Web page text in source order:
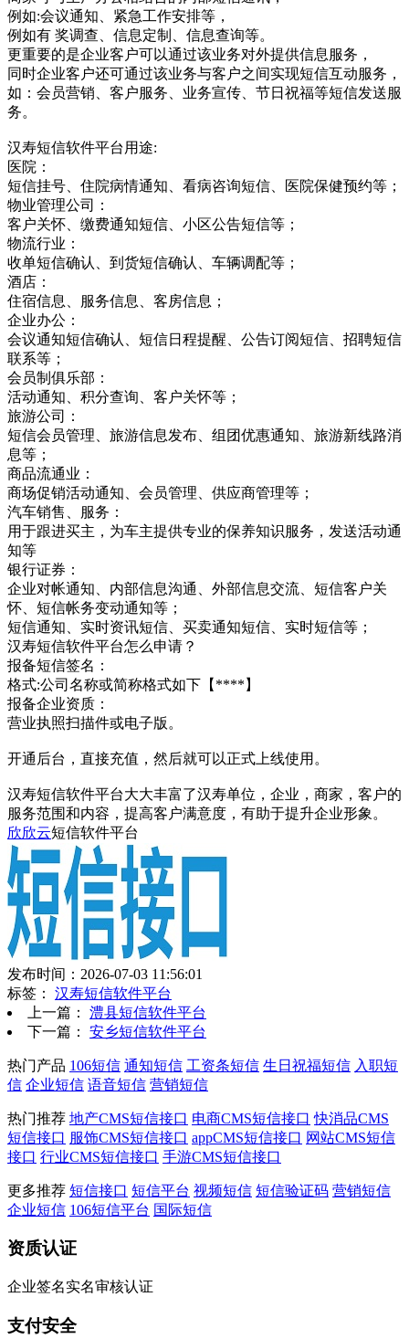
例如:会议通知、紧急工作安排等，
例如有 奖调查、信息定制、信息查询等。
更重要的是企业客户可以通过该业务对外提供信息服务，
同时企业客户还可通过该业务与客户之间实现短信互动服务，
如：会员营销、客户服务、业务宣传、节日祝福等短信发送服
务。
汉寿短信软件平台用途:
医院：
短信挂号、住院病情通知、看病咨询短信、医院保健预约等；
物业管理公司：
客户关怀、缴费通知短信、小区公告短信等；
物流行业：
收单短信确认、到货短信确认、车辆调配等；
酒店：
住宿信息、服务信息、客房信息；
企业办公：
会议通知短信确认、短信日程提醒、公告订阅短信、招聘短信
联系等；
会员制俱乐部：
活动通知、积分查询、客户关怀等；
旅游公司：
短信会员管理、旅游信息发布、组团优惠通知、旅游新线路消
息等；
商品流通业：
商场促销活动通知、会员管理、供应商管理等；
汽车销售、服务：
用于跟进买主，为车主提供专业的保养知识服务，发送活动通
知等
银行证券：
企业对帐通知、内部信息沟通、外部信息交流、短信客户关
怀、短信帐务变动通知等；
短信通知、实时资讯短信、买卖通知短信、实时短信等；
汉寿短信软件平台怎么申请？
报备短信签名：
格式:公司名称或简称格式如下【****】
报备企业资质：
营业执照扫描件或电子版。
开通后台，直接充值，然后就可以正式上线使用。
汉寿短信软件平台大大丰富了汉寿单位，企业，商家，客户的
服务范围和内容，提高客户满意度，有助于提升企业形象。
欣欣云短信软件平台
发布时间：2026-07-03 11:56:01
标签： 汉寿短信软件平台
上一篇： 澧县短信软件平台
下一篇： 安乡短信软件平台
热门产品 106短信 通知短信 工资条短信 生日祝福短信 入职短
信 企业短信 语音短信 营销短信
热门推荐 地产CMS短信接口 电商CMS短信接口 快消品CMS
短信接口 服饰CMS短信接口 appCMS短信接口 网站CMS短信
接口 行业CMS短信接口 手游CMS短信接口
更多推荐 短信接口 短信平台 视频短信 短信验证码 营销短信
企业短信 106短信平台 国际短信
资质认证
企业签名实名审核认证
支付安全